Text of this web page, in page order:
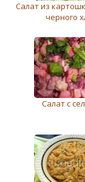
Салат из
черного
Салат с